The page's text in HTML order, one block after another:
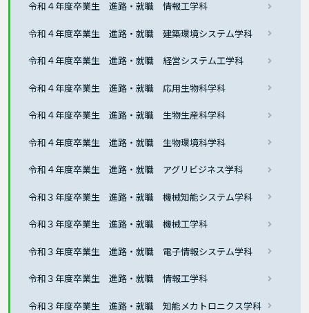
令和４年度卒業生 進路・就職 情報工学科
令和４年度卒業生 進路・就職 建築環境システム学科
令和４年度卒業生 進路・就職 経営システム工学科
令和４年度卒業生 進路・就職 応用生物科学科
令和４年度卒業生 進路・就職 生物生産科学科
令和４年度卒業生 進路・就職 生物環境科学科
令和４年度卒業生 進路・就職 アグリビジネス学科
令和３年度卒業生 進路・就職 機械知能システム学科
令和３年度卒業生 進路・就職 機械工学科
令和３年度卒業生 進路・就職 電子情報システム学科
令和３年度卒業生 進路・就職 情報工学科
令和３年度卒業生 進路・就職 知能メカトロニクス学科